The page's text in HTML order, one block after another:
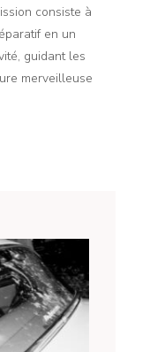
consiste à
en un
guidant les
merveilleuse